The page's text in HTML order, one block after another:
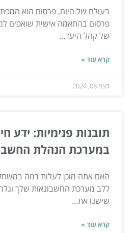
בעולם של היום, פרסום הוא
פרסום בהתאמה אישית שואפים
של קהל היעד...
קרא עוד »
דצמ 08, 2024
תובנות פנימיות: ידע
במערכת הנהלת
האם אתה מוכן לעלות רמה
ללב מערכת החשבונאות שלך וגלה
שישנו את...
קרא עוד »